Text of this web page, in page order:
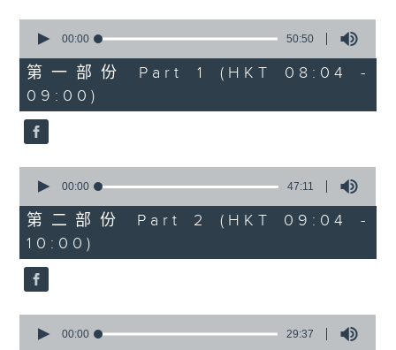
seconds
50
minutes,
50
seconds
00:00 50:50
第一部份 Part 1 (HKT 08:04 -
09:00)
seconds
47
minutes,
11
seconds
00:00 47:11
第二部份 Part 2 (HKT 09:04 -
10:00)
seconds
00:00 29:37